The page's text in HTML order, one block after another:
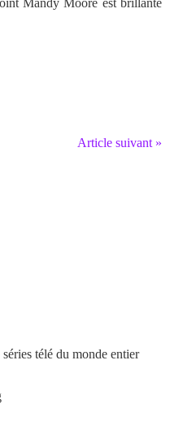
Mandy Moore est brillante
Article suivant »
télé du monde entier